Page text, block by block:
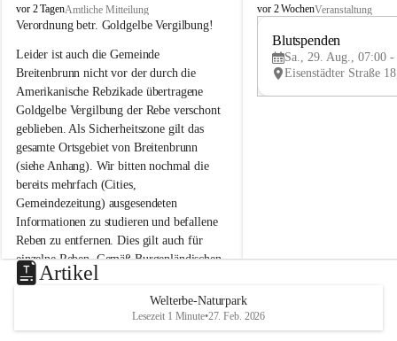
B
r
i
t
e
n
b
r
u
n
n
a
m
N
e
u
s
d
vor 2 TagenAmtliche Mitteilung
Verordnung betr. Goldgelbe Vergilbung!
Leider ist auch die Gemeinde
Breitenbrunn nicht vor der durch die
Amerikanische Rebzikade übertragene
Goldgelbe Vergilbung der Rebe verschont
geblieben. Als Sicherheitszone gilt das
gesamte Ortsgebiet von Breitenbrunn
(siehe Anhang). Wir bitten nochmal die
bereits mehrfach (Cities,
Gemeindezeitung) ausgesendeten
Informationen zu studieren und befallene
Reben zu entfernen. Dies gilt auch für
einzelne Reben. Gemäß Burgenländischen
Weinbaugesetz sind nicht gepflegte oder
unzulässige Weingärten zu roden! Bitte
helfen wir zusammen um unsere Winzer
vor den prognostizierten Ernteausfällen
B
e
u
e
d
vor 2 WochenVeranstaltung
Blutspenden
Sa., 29. Aug., 07:00 -
Artikel
Welterbe-Naturpark
Lesezeit 1 Minute•27. Feb. 2026